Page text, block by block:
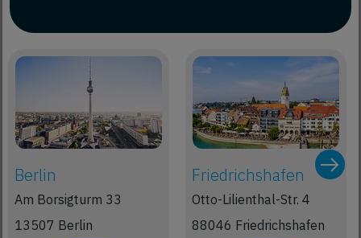
Berlin
Am Borsigturm 33
13507 Berlin
Friedrichshafen
Otto-Lilienthal-Str. 4
88046 Friedrichshafen